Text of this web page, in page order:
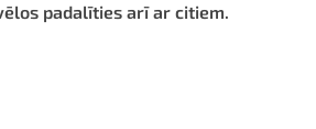
padalīties arī ar citiem.